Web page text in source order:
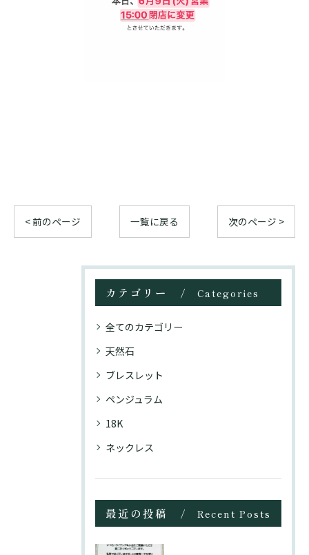
< 前のページ 一覧に戻る 次のページ >
カテゴリー Categories
全てのカテゴリー
天然石
ブレスレット
ペンジュラム
18K
ネックレス
最近の投稿 Recent Posts